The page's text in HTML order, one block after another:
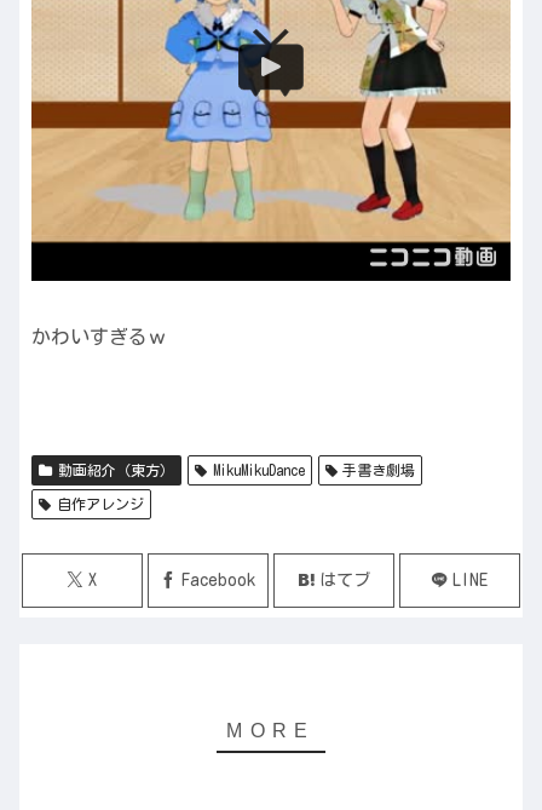
かわいすぎるｗ
動画紹介（東方） MikuMikuDance 手書き劇場
自作アレンジ
X Facebook はてブ LINE